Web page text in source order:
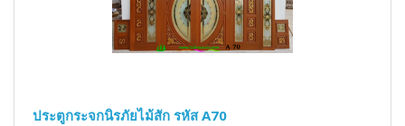
ประตูกระจกนิรภัยไม้สัก รหัส A70